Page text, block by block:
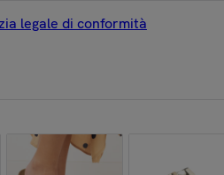
legale di conformità